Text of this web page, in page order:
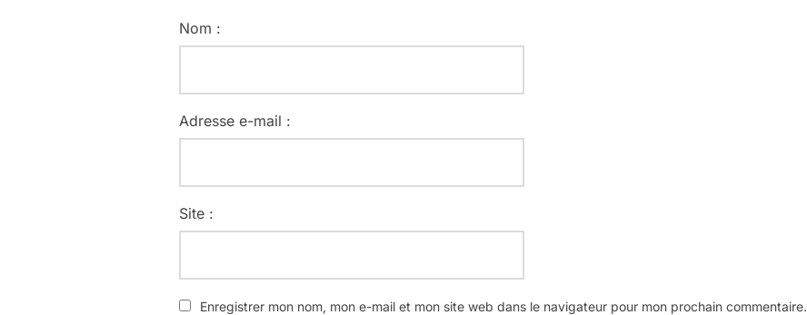
Nom :
Adresse e-mail :
Site :
Enregistrer mon nom, mon e-mail et mon site web dans le navigateur pour mon prochain commentaire.